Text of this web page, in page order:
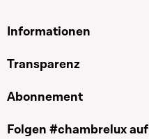
Informationen
Transparenz
Abonnement
Folgen #chambrelux auf